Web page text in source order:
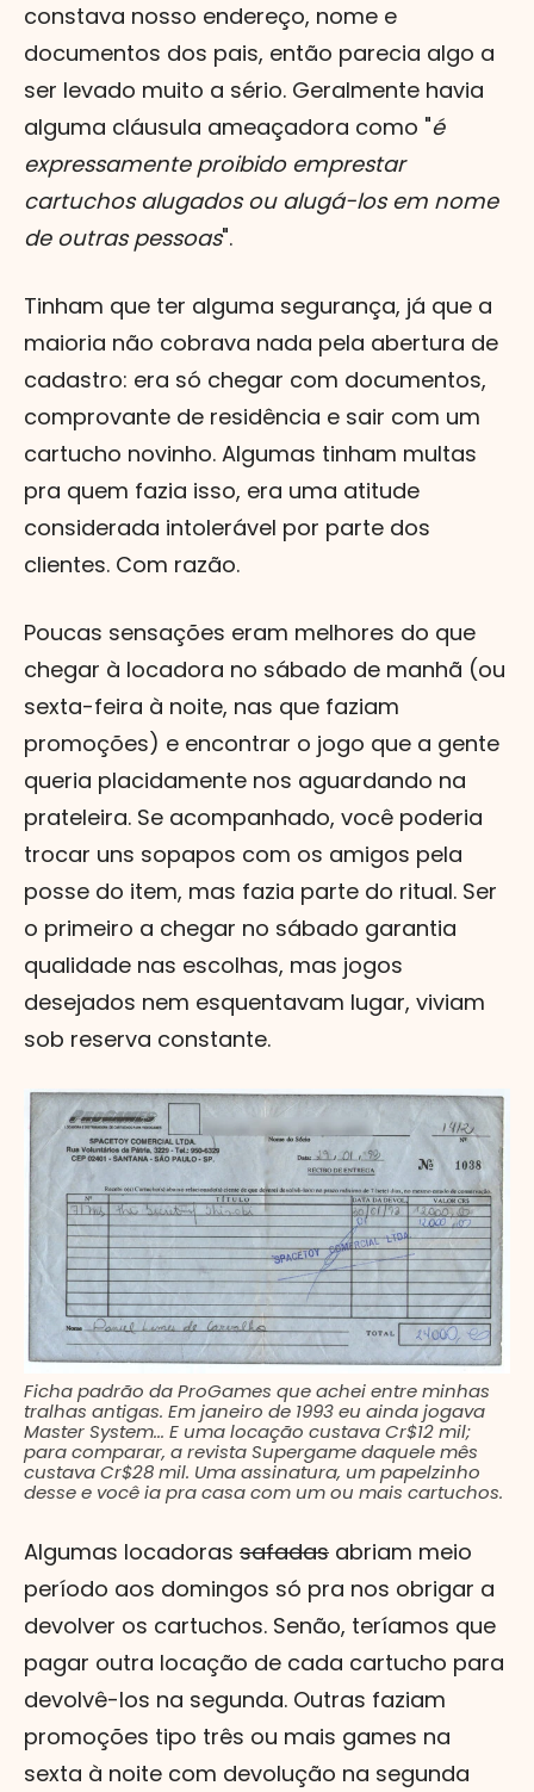
constava nosso endereço, nome e
documentos dos pais, então parecia algo a
ser levado muito a sério. Geralmente havia
alguma cláusula ameaçadora como "é
expressamente proibido emprestar
cartuchos alugados ou alugá-los em nome
de outras pessoas".
Tinham que ter alguma segurança, já que a
maioria não cobrava nada pela abertura de
cadastro: era só chegar com documentos,
comprovante de residência e sair com um
cartucho novinho. Algumas tinham multas
pra quem fazia isso, era uma atitude
considerada intolerável por parte dos
clientes. Com razão.
Poucas sensações eram melhores do que
chegar à locadora no sábado de manhã (ou
sexta-feira à noite, nas que faziam
promoções) e encontrar o jogo que a gente
queria placidamente nos aguardando na
prateleira. Se acompanhado, você poderia
trocar uns sopapos com os amigos pela
posse do item, mas fazia parte do ritual. Ser
o primeiro a chegar no sábado garantia
qualidade nas escolhas, mas jogos
desejados nem esquentavam lugar, viviam
sob reserva constante.
Ficha padrão da ProGames que achei entre minhas
tralhas antigas. Em janeiro de 1993 eu ainda jogava
Master System... E uma locação custava Cr$12 mil;
para comparar, a revista Supergame daquele mês
custava Cr$28 mil. Uma assinatura, um papelzinho
desse e você ia pra casa com um ou mais cartuchos.
Algumas locadoras safadas abriam meio
período aos domingos só pra nos obrigar a
devolver os cartuchos. Senão, teríamos que
pagar outra locação de cada cartucho para
devolvê-los na segunda. Outras faziam
promoções tipo três ou mais games na
sexta à noite com devolução na segunda